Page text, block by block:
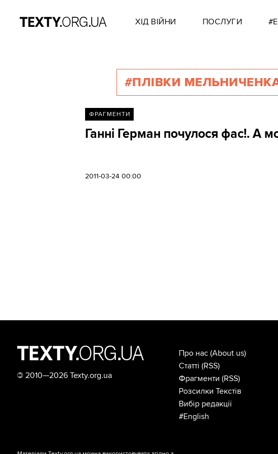
ХІД ВІЙНИ ПОСЛУГИ
#ПЛІВКИ
ФРАГМЕНТИ
Ганні Герман почулося фас!. А
2011-03-24 00:00
© 2010—2026 Texty.org.ua
Про нас (About us)
Статті (RSS)
Фрагменти (RSS)
Розсилки Текстів
Вибір редакції
#English